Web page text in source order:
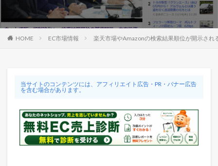
HOME EC市場情報 楽天市場やAmazonの検索結果順位が開示され
当サイトのコンテンツには、アフィリエイト広告・PR・バナー広告
を含む場合があります。